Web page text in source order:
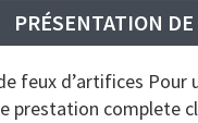
PRÉSENTATION
feux d’artifices
prestation complete